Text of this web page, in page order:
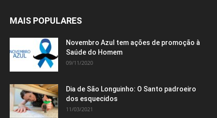
MAIS POPULARES
Novembro Azul tem ações de promoção à
Saúde do Homem
09/11/2020
Dia de São Longuinho: O Santo padroeiro
dos esquecidos
11/03/2021